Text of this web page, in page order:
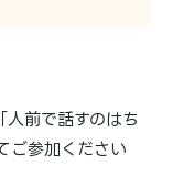
人前で話すのはち
ご参加ください